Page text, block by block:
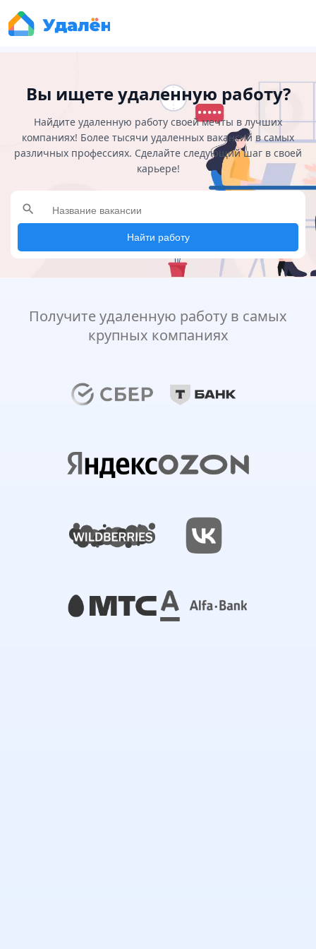
Вы ищете удаленную работу?
Найдите удаленную работу своей мечты в лучших
компаниях! Более тысячи удаленных вакансий в самых
различных профессиях. Сделайте следующий шаг в своей
карьере!
search
Найти работу
Получите удаленную работу в самых
крупных компаниях